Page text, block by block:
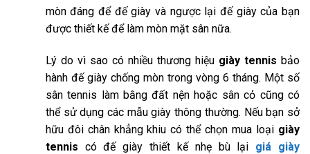
mòn đáng để đế giày và ngược lại đế giày của bạn
được thiết kế để làm mòn mặt sân nữa.
Lý do vì sao có nhiều thương hiệu giày tennis bảo
hành đế giày chống mòn trong vòng 6 tháng. Một số
sân tennis làm bằng đất nện hoặc sân cỏ cũng có
thể sử dụng các mẫu giày thông thường. Nếu bạn sở
hữu đôi chân khẳng khiu có thể chọn mua loại giày
tennis có đế giày thiết kế nhẹ bù lại giá giày